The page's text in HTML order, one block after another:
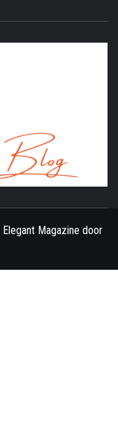
Elegant Magazine door